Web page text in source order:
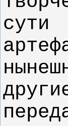
сути